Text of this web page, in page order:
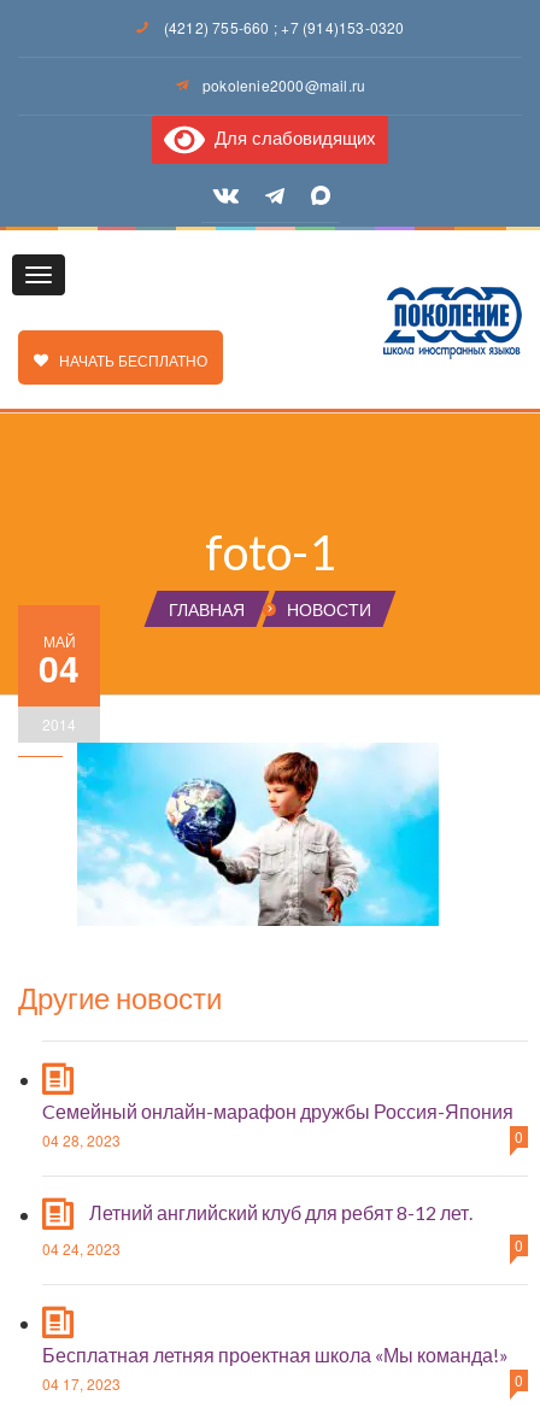
(4212) 755-660 ;+7 (914)153-0320
pokolenie2000@mail.ru
Для слабовидящих
Toggle
ЗАКАЗАТЬ ЗВОНОК
НАЧАТЬ БЕСПЛАТНО
foto-1
ГЛАВНАЯ НОВОСТИ
МАЙ
04
2014
Другие новости
Cемейный онлайн-марафон дружбы Россия-Япония
04 28, 2023 0
Летний английский клуб для ребят 8-12 лет.
04 24, 2023 0
Бесплатная летняя проектная школа «Мы команда!»
04 17, 2023 0